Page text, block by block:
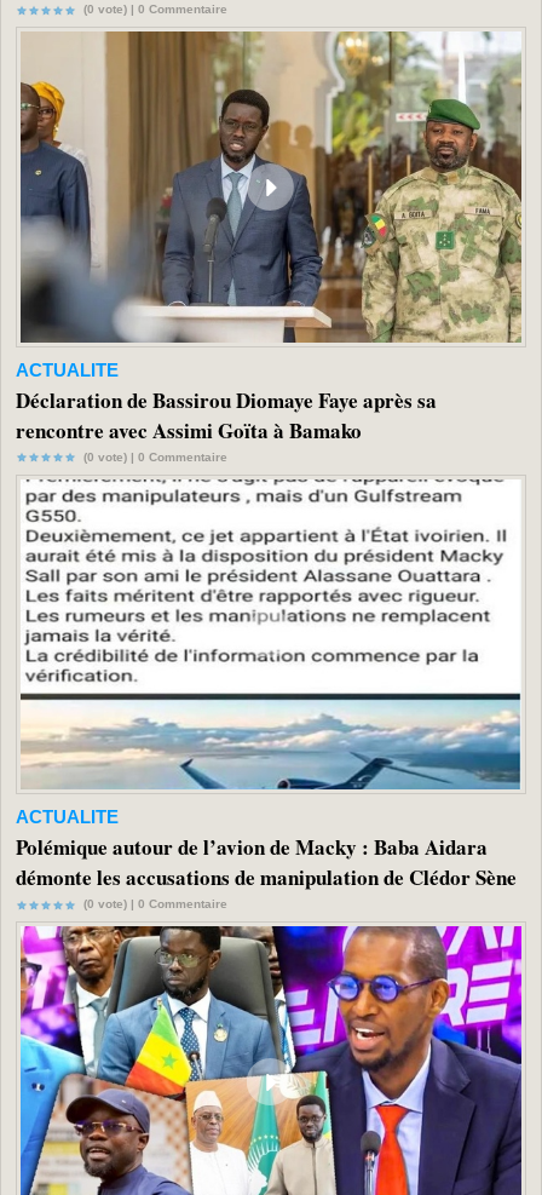
(0 vote) | 0 Commentaire
ACTUALITE
Déclaration de Bassirou Diomaye Faye après sa
rencontre avec Assimi Goïta à Bamako
(0 vote) | 0 Commentaire
ACTUALITE
Polémique autour de l’avion de Macky : Baba Aidara
démonte les accusations de manipulation de Clédor Sène
(0 vote) | 0 Commentaire